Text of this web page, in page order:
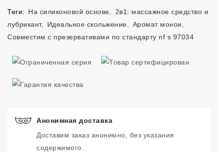
Теги: На силиконовой основе
2в1: массажное средство и
лубрикант, Идеальное скольжение Аромат монои
Совместим с презервативами по стандарту nf s 97034
Анонимная доставка
Доставим заказ анонимно, без указания
содержимого.